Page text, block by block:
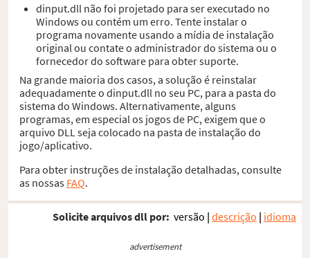
dinput.dll não foi projetado para ser executado no
Windows ou contém um erro. Tente instalar o
programa novamente usando a mídia de instalação
original ou contate o administrador do sistema ou o
fornecedor do software para obter suporte.
Na grande maioria dos casos, a solução é reinstalar
adequadamente o dinput.dll no seu PC, para a pasta do
sistema do Windows. Alternativamente, alguns
programas, em especial os jogos de PC, exigem que o
arquivo DLL seja colocado na pasta de instalação do
jogo/aplicativo.
Para obter instruções de instalação detalhadas, consulte
as nossas FAQ.
Solicite arquivos dll por: versão | descrição | idioma
advertisement